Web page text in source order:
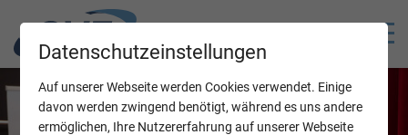
Datenschutzeinstellungen
Auf unserer Webseite werden Cookies verwendet. Einige
davon werden zwingend benötigt, während es uns andere
ermöglichen, Ihre Nutzererfahrung auf unserer Webseite